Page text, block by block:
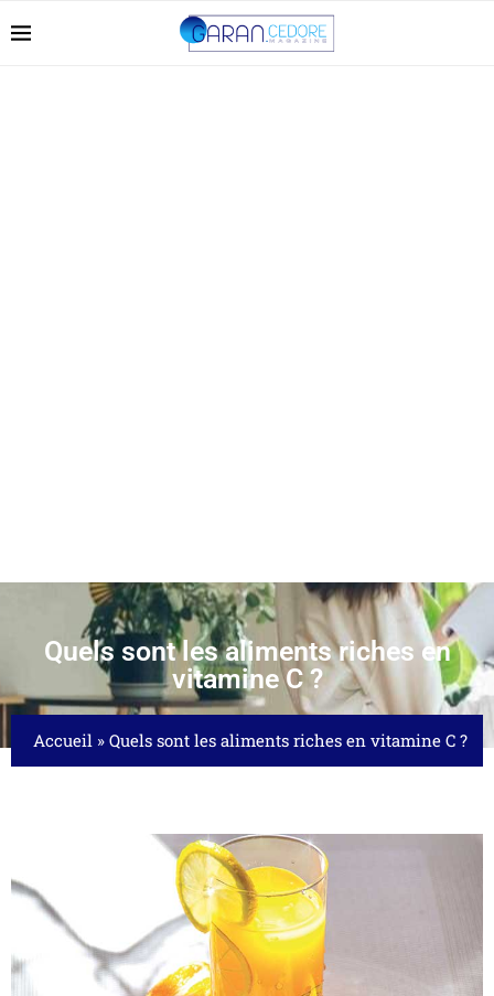
Quels sont les aliments riches en
vitamine C ?
Accueil » Quels sont les aliments riches en vitamine C ?